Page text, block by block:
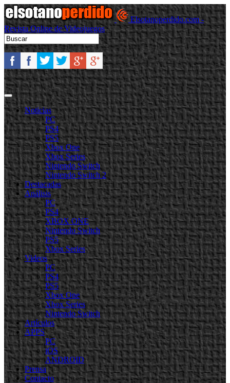
Elsotanoperdido.com -
Revista Online de Videojuegos
Noticias
PC
PS4
PS5
Xbox One
Xbox Series
Nintendo Switch
Nintendo Switch 2
Destacadas
Análisis
PC
PS4
XBOX ONE
Nintendo Switch
PS5
Xbox Series
Videos
PC
PS4
PS5
Xbox One
Xbox Series
Nintendo Switch
Artículos
APPS
PC
iOS
ANDROID
Prensa
Contacto